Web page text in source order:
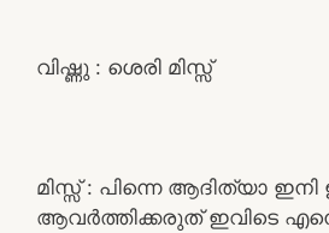
വിഷ്ണു : ശെരി മിസ്സ്‌
മിസ്സ്‌ : പിന്നെ ആദിത്യാ
ആവർത്തിക്കരുത് ഇവിടെ